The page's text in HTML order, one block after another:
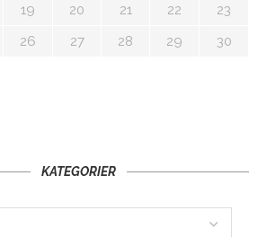
19 20 21 22
23
26 27 28 29
30
KATEGORIER